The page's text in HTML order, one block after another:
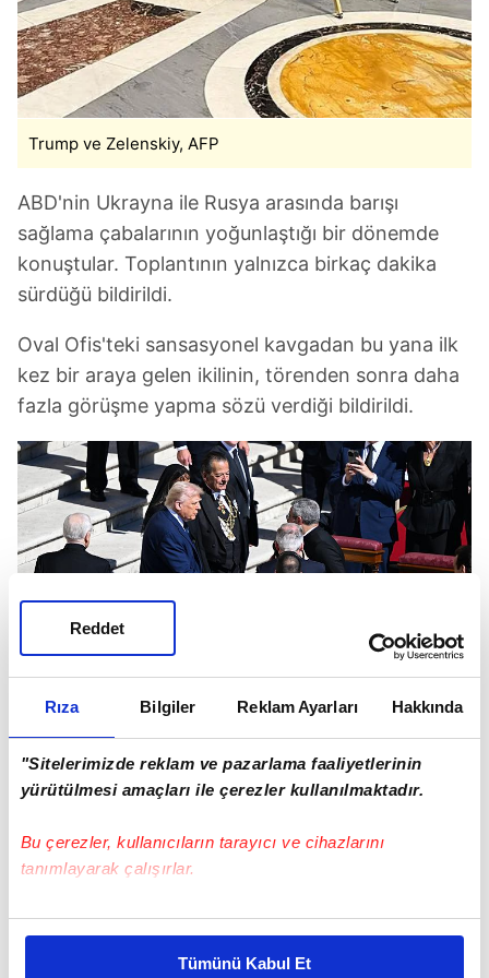
Rıza Bilgiler Reklam Ayarları Hakkında
"Sitelerimizde reklam ve pazarlama faaliyetlerinin
yürütülmesi amaçları ile çerezler kullanılmaktadır.
Bu çerezler, kullanıcıların tarayıcı ve cihazlarını
tanımlayarak çalışırlar.
Bu çerezlere izin vermeniz halinde sizlere özel
daha iyi reklam deneyimi yaşatabiliriz. Bunu yaparken
Tümünü Kabul Et
Reddet
Trump ve Zelenskiy, AFP
ABD'nin Ukrayna ile Rusya arasında barışı
sağlama çabalarının yoğunlaştığı bir dönemde
konuştular. Toplantının yalnızca birkaç dakika
sürdüğü bildirildi.
Oval Ofis'teki sansasyonel kavgadan bu yana ilk
kez bir araya gelen ikilinin, törenden sonra daha
fazla görüşme yapma sözü verdiği bildirildi.
ABD Başkanı Donald Trump Vatikan'da, EPA
Cumhurbaşkanı Emmanuel Macron'un da
için Vatikan'da bulunuyor.
KİLİSEDE DÖRTLÜ BULUŞMA